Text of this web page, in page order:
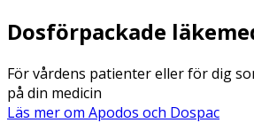
Dosförpackade
För vårdens patienter eller för dig
på din medicin
Läs mer om Apodos och Dospac